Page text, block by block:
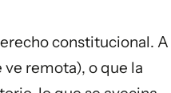
constitucional. A
remota), o que la